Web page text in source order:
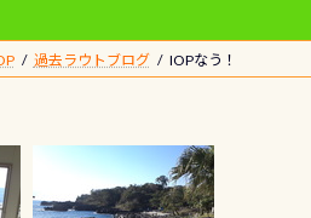
過去ラウトブログ IOPなう！